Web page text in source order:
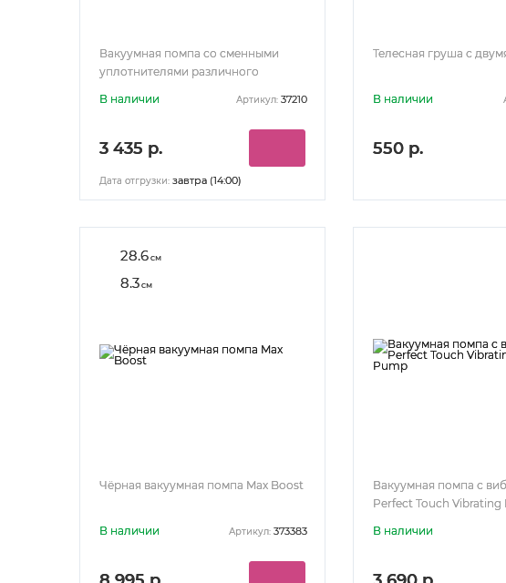
Вакуумная помпа со сменными
уплотнителями различного
В наличии Артикул: 37210
3 435 р.
Дата отгрузки: завтра (14:00)
Телесная груша с
В наличии
550 р.
28.6см
8.3см
Чёрная вакуумная помпа Max Boost
В наличии Артикул: 373383
Вакуумная помпа с
Perfect Touch Vibrating
В наличии